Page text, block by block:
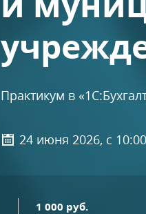
Практикум в
24 июня 2026, с
1 000 руб.